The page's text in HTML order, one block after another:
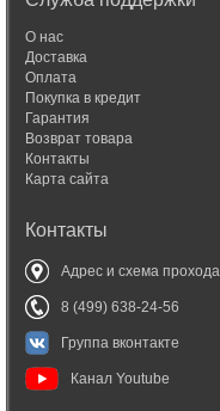
О нас
Доставка
Оплата
Покупка в кредит
Гарантия
Возврат товара
Контакты
Карта сайта
Контакты
Адрес и схема прохода
8 (499) 638-24-56
Группа вконтакте
Канал Youtube